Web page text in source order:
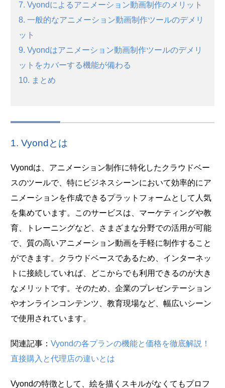
7. Vyondによるアニメーション動画制作のメリット
8. 一般的なアニメーション動画制作ツールのデメリ
ット
9. Vyondはアニメーション動画制作ツールのデメリ
ットをカバーする機能が備わる
10. まとめ
1. Vyondとは
Vyondは、アニメーション制作に特化したクラウドベー
スのツールで、特にビジネスシーンにおいて効率的にア
ニメーションを作成できるプラットフォームとして人気
を集めています。このサービスは、マーケティングや教
育、トレーニングなど、さまざまな分野での活用が可能
で、質の高いアニメーション動画を手軽に制作すること
ができます。クラウドベースであるため、インターネッ
トに接続していれば、どこからでも利用できるのが大き
なメリットです。そのため、企業のプレゼンテーション
やオンラインコンテンツ、教育現場など、幅広いシーン
で使用されています。
関連記事： Vyondの各プランの機能と価格を徹底解説！
直接購入と代理店の違いとは
Vyondの特徴として、絵を描くスキルがなくてもプロフ